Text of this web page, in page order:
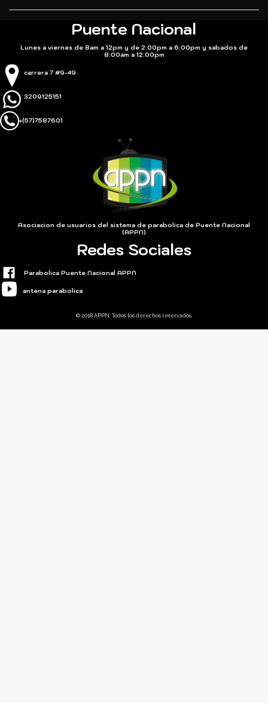
Puente Nacional
Lunes a viernes de 8am a 12pm y de 2:00pm a 6:00pm y sabados de
8:00am a 12:00pm
carrera 7 #9-49
3209125151
+(57)7587601
Asociacion de usuarios del sistema de parabolica de Puente Nacional
(APPN)
Redes Sociales
Parabolica Puente Nacional APPN
antena parabolica
© 2018 APPN. Todos los derechos reservados.